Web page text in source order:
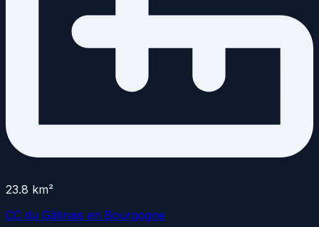
23.8 km²
CC du Gâtinais en Bourgogne